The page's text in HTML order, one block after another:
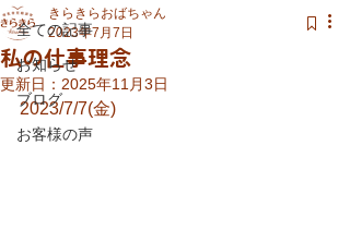
全ての記事
お知らせ
ブログ
お客様の声
私の仕事理念
きらきらおばちゃん
2023年7月7日
更新日： 2025年11月3日
2023/7/7(金)